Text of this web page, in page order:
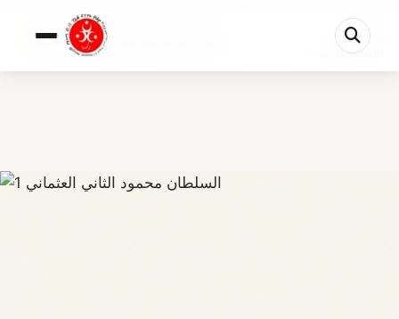
Sultan Mahmud II: Il Riformatore che distrusse ...
5 min rimanenti